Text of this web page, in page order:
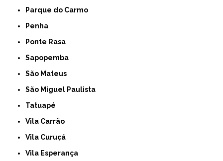
Parque do Carmo
Penha
Ponte Rasa
Sapopemba
São Mateus
São Miguel Paulista
Tatuapé
Vila Carrão
Vila Curuçá
Vila Esperança